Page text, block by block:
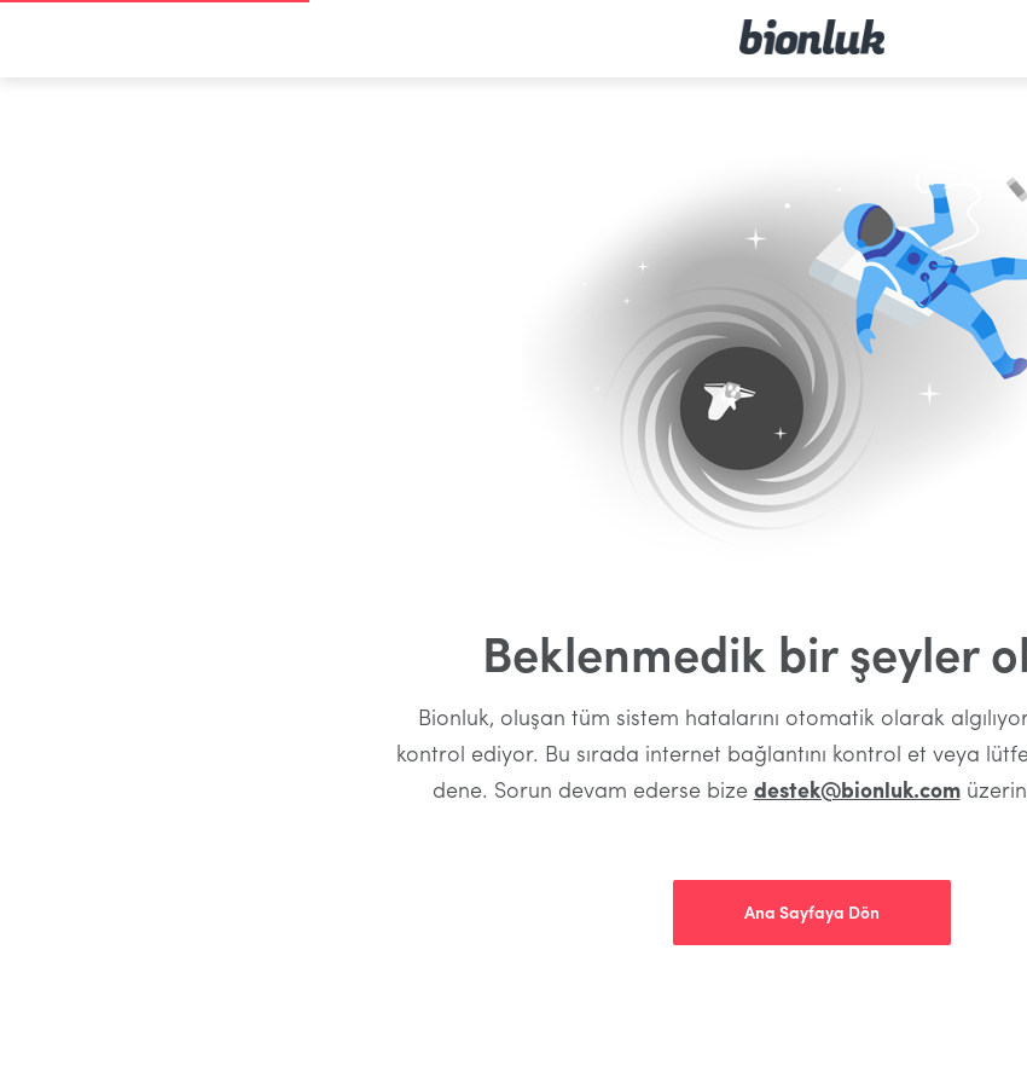
Beklenmedik bir şeyler
Bionluk, oluşan tüm sistem hatalarını otomatik olarak
kontrol ediyor. Bu sırada internet bağlantını kontrol et veya
dene. Sorun devam ederse bize destek@bionluk.com
Ana Sayfaya Dön